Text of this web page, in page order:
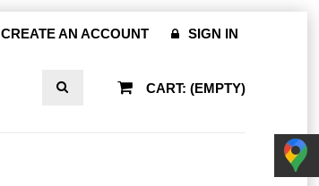
CREATE AN ACCOUNT SIGN IN
CART: (EMPTY)